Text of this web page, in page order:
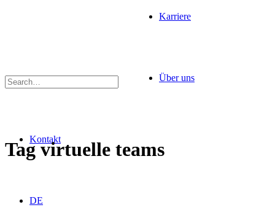
Karriere
Über uns
Kontakt
DE
Tag virtuelle teams